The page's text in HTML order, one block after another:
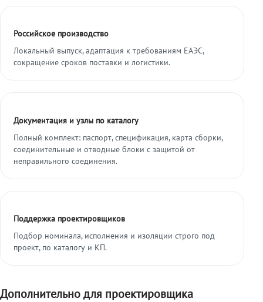
Российское производство
Локальный выпуск, адаптация к требованиям ЕАЭС,
сокращение сроков поставки и логистики.
Документация и узлы по каталогу
Полный комплект: паспорт, спецификация, карта сборки,
соединительные и отводные блоки с защитой от
неправильного соединения.
Поддержка проектировщиков
Подбор номинала, исполнения и изоляции строго под
проект, по каталогу и КП.
Дополнительно для проектировщика